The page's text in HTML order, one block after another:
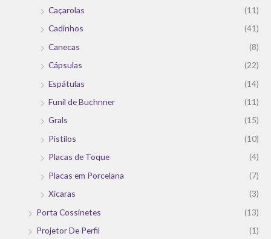
Caçarolas
(11)
Cadinhos
(41)
Canecas
(8)
Cápsulas
(22)
Espátulas
(14)
Funil de Buchnner
(11)
Grals
(15)
Pistilos
(10)
Placas de Toque
(4)
Placas em Porcelana
(7)
Xícaras
(3)
Porta Cossinetes
(13)
Projetor De Perfil
(1)